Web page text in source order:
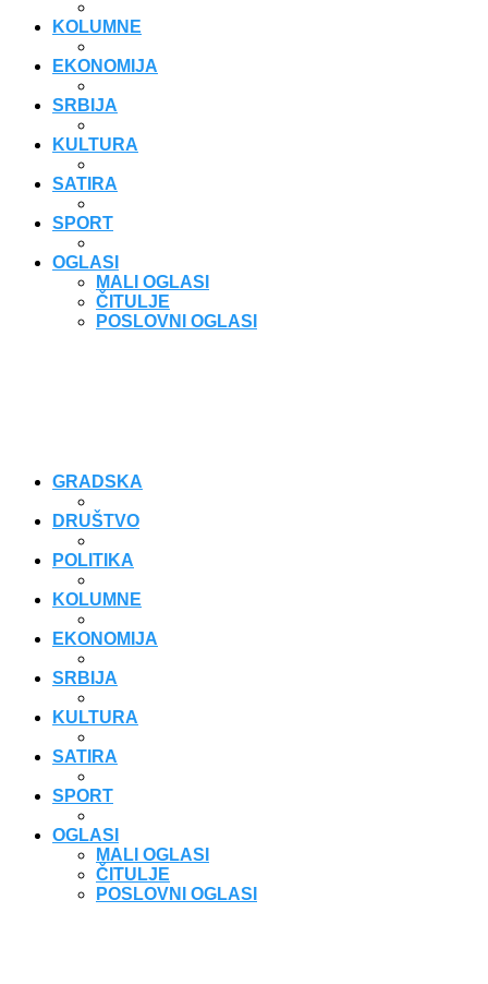
KOLUMNE
EKONOMIJA
SRBIJA
KULTURA
SATIRA
SPORT
OGLASI
MALI OGLASI
ČITULJE
POSLOVNI OGLASI
GRADSKA
DRUŠTVO
POLITIKA
KOLUMNE
EKONOMIJA
SRBIJA
KULTURA
SATIRA
SPORT
OGLASI
MALI OGLASI
ČITULJE
POSLOVNI OGLASI